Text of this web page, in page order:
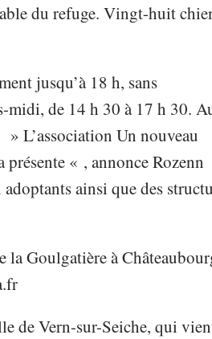
du refuge. Vingt-huit
jusqu’à 18 h, sans
midi, de 14 h 30 à 17 h 30.
L’association Un nouveau
présente « , annonce Rozenn
ainsi que des
la Goulgatière à
de Vern-sur-Seiche, qui